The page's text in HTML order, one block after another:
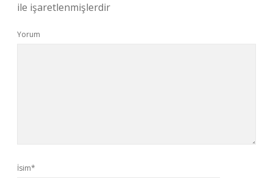
ile işaretlenmişlerdir
Yorum
İsim*